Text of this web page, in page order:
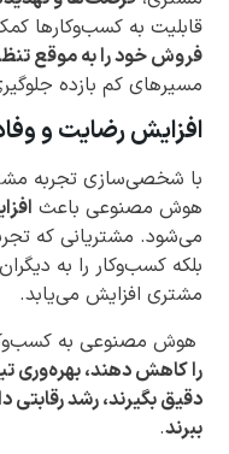
قابلیت به کسب‌وکارها
فروش خود را به موقع
مسیرهای کم بازده
افزایش رضایت و
با شخصی‌سازی تجربه
هوش مصنوعی باعث
می‌شود. مشتریانی که
بلکه کسب‌وکار را به
مشتری افزایش می‌یابد.
هوش مصنوعی به
را کاهش دهند، بهره‌وری
دقیق بگیرند، رشد رقابتی
ببرند.